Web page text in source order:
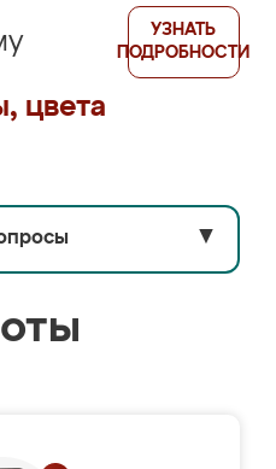
цвета
УЗНАТЬ
ПОДРОБНОСТИ
▼